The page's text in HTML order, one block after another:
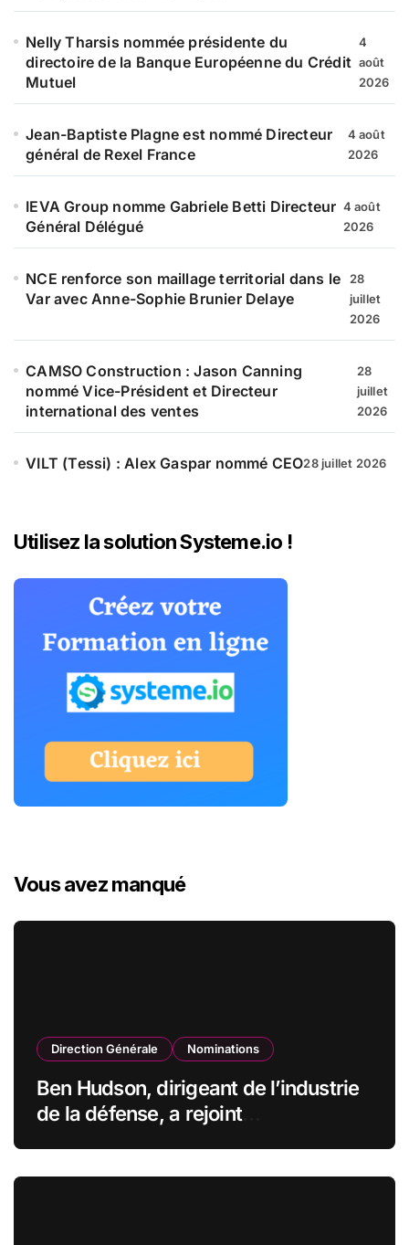
Nelly Tharsis nommée présidente du
directoire de la Banque Européenne du Crédit
Mutuel
4
août
2026
Jean-Baptiste Plagne est nommé Directeur
général de Rexel France
4 août
2026
IEVA Group nomme Gabriele Betti Directeur
Général Délégué
4 août
2026
NCE renforce son maillage territorial dans le
Var avec Anne-Sophie Brunier Delaye
28
juillet
2026
CAMSO Construction : Jason Canning
nommé Vice-Président et Directeur
international des ventes
28
juillet
2026
VILT (Tessi) : Alex Gaspar nommé CEO28 juillet 2026
Utilisez la solution Systeme.io !
Vous avez manqué
Direction Générale Nominations
Ben Hudson, dirigeant de l’industrie
de la défense, a rejoint